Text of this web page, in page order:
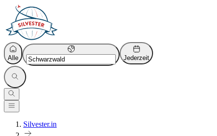
Alle Jederzeit
Silvester.in